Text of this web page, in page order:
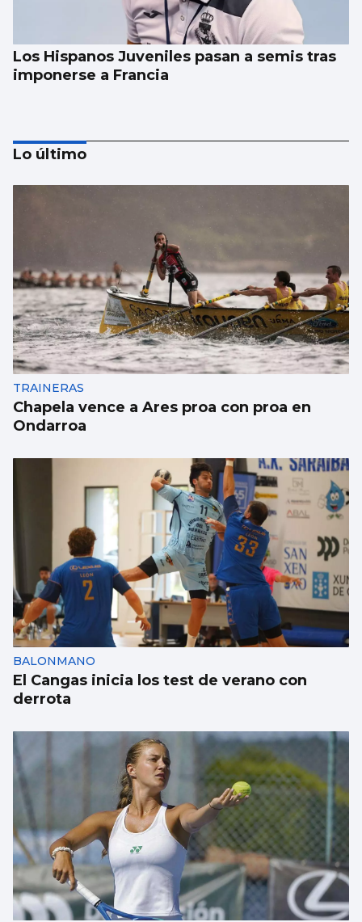
Los Hispanos Juveniles pasan a semis tras
imponerse a Francia
FÚTBOL
La gobernanza de la FIFA genera dudas
Lo último
TRAINERAS
Chapela vence a Ares proa con proa en
Ondarroa
BALONMANO
El Cangas inicia los test de verano con
derrota